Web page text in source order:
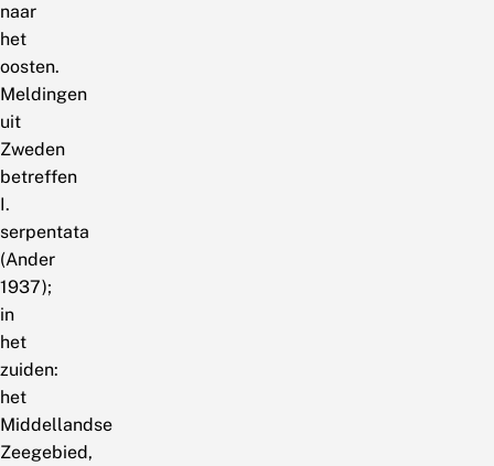
naar
het
oosten.
Meldingen
uit
Zweden
betreffen
I.
serpentata
(Ander
1937);
in
het
zuiden:
het
Middellandse
Zeegebied,